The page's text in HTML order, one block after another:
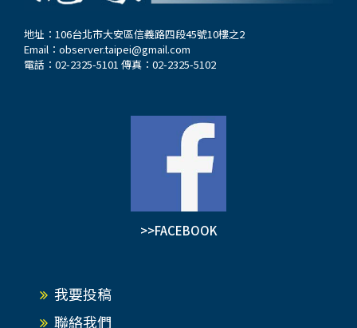
地址：106台北市大安區信義路四段45號10樓之2
Email： observer.taipei@gmail.com
電話：02-2325-5101 傳真：02-2325-5102
>>FACEBOOK
我要投稿
聯絡我們